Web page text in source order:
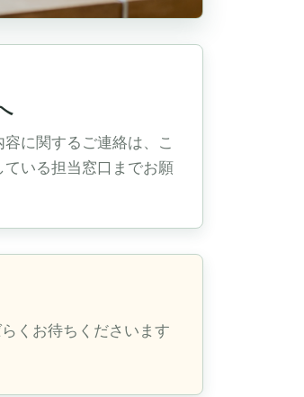
に関するご連絡は、こ
ている担当窓口までお願
くお待ちくださいます